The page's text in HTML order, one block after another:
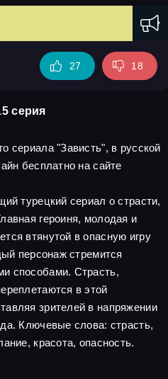
27 18
серия
сериала "Зависть", в русской
бесплатно на сайте
турецкий сериал о страсти,
героиня, молодая и
втянутой в опасную игру
персонаж стремится
способами. Страсть,
в этой
зрителей в напряжении
Ключевые слова: страсть,
красота, опасность.